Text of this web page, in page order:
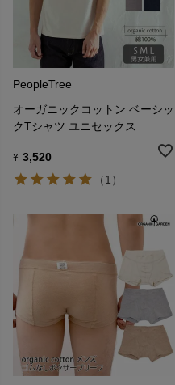
PeopleTree
オーガニックコットン ベーシッ
クTシャツ ユニセックス
¥ 3,520
（1）